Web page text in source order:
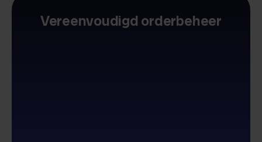
Vereenvoudigd orderbeheer